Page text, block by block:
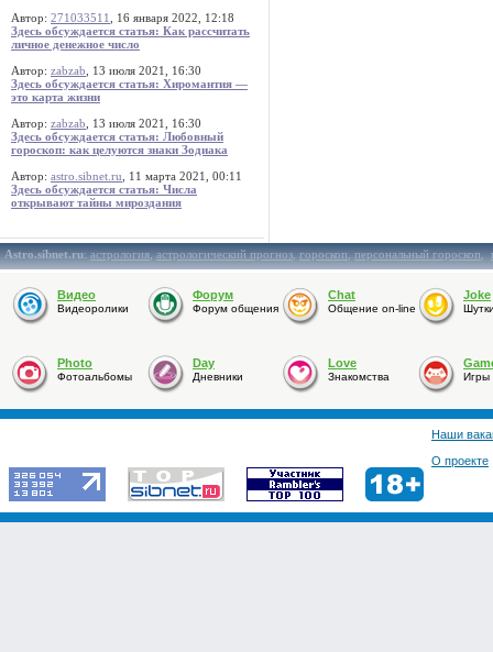
Автор: 271033511
, 16 января 2022, 12:18
Здесь обсуждается статья: Как рассчитать
личное денежное число
Автор: zabzab , 13 июля 2021, 16:30
Здесь обсуждается статья: Хиромантия —
это карта жизни
Автор: zabzab , 13 июля 2021, 16:30
Здесь обсуждается статья: Любовный
гороскоп: как целуются знаки Зодиака
Автор: astro.sibnet.ru , 11 марта 2021, 00:11
Здесь обсуждается статья: Числа
открывают тайны мироздания
Astro.sibnet.ru:астрология,астрологический прогноз,гороскоп,персональный гороскоп,
Видео
Видеоролики
Форум
Форум общения
Chat
Общение on-line
Joke
Photo
Фотоальбомы
Day
Дневники
Love
Знакомства Игры
Наши
О проекте